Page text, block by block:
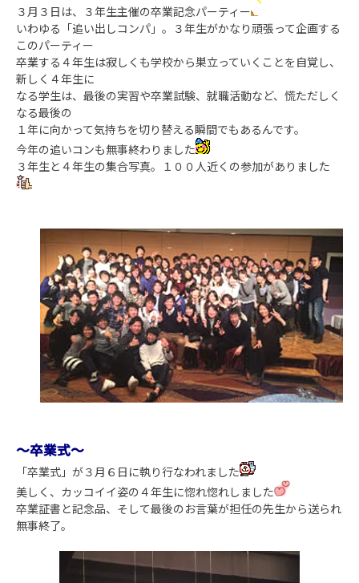
３月３日は、３年生主催の卒業記念パーティー
いわゆる「追い出しコンパ」。３年生がかなり頑張って企画する
このパーティー
卒業する４年生は寂しくも学校から巣立っていくことを自覚し、
新しく４年生に
なる学生は、最後の実習や卒業試験、就職活動など、慌ただしく
なる最後の
１年に向かって気持ちを切り替える瞬間でもあるんです。
今年の追いコンも無事終わりました
３年生と４年生の集合写真。１００人近くの参加がありました
～卒業式～
「卒業式」が３月６日に執り行なわれました
美しく、カッコイイ姿の４年生に惚れ惚れしました
卒業証書と記念品、そして最後のお言葉が担任の先生から送られ
無事終了。